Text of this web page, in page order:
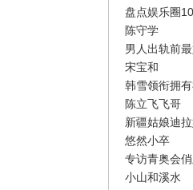
盘点娱乐圈
陈守学
男人出轨前
宋宝和
韩雪领衔拥
陈立飞飞哥
新疆姑娘迪
悠然小卒
专访青奥会
小山和溪水